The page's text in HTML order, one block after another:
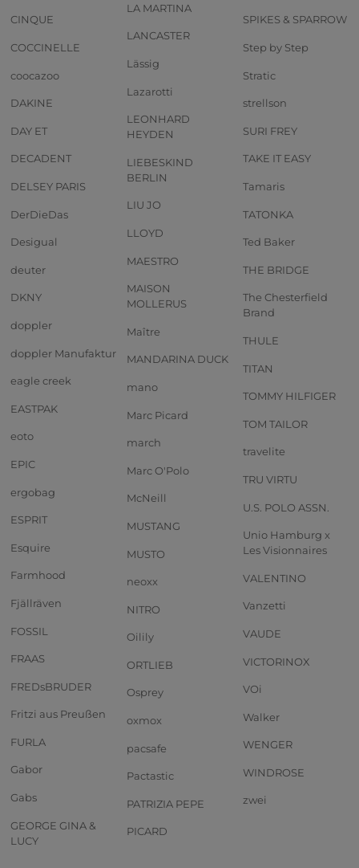
CINQUE
COCCINELLE
coocazoo
DAKINE
DAY ET
DECADENT
DELSEY PARIS
DerDieDas
Desigual
deuter
DKNY
doppler
doppler Manufaktur
eagle creek
EASTPAK
eoto
EPIC
ergobag
ESPRIT
Esquire
Farmhood
Fjällräven
FOSSIL
FRAAS
FREDsBRUDER
Fritzi aus Preußen
FURLA
Gabor
Gabs
GEORGE GINA &
LUCY
LA MARTINA
LANCASTER
Lässig
Lazarotti
LEONHARD
HEYDEN
LIEBESKIND
BERLIN
LIU JO
LLOYD
MAESTRO
MAISON
MOLLERUS
Maître
MANDARINA DUCK
mano
Marc Picard
march
Marc O'Polo
McNeill
MUSTANG
MUSTO
neoxx
NITRO
Oilily
ORTLIEB
Osprey
oxmox
pacsafe
Pactastic
PATRIZIA PEPE
PICARD
SPIKES & SPARROW
Step by Step
Stratic
strellson
SURI FREY
TAKE IT EASY
Tamaris
TATONKA
Ted Baker
THE BRIDGE
The Chesterfield
Brand
THULE
TITAN
TOMMY HILFIGER
TOM TAILOR
travelite
TRU VIRTU
U.S. POLO ASSN.
Unio Hamburg x
Les Visionnaires
VALENTINO
Vanzetti
VAUDE
VICTORINOX
VOi
Walker
WENGER
WINDROSE
zwei